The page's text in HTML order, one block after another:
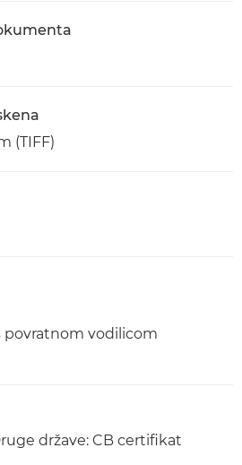
(TIFF)
povratnom vodilicom
države: CB certifikat